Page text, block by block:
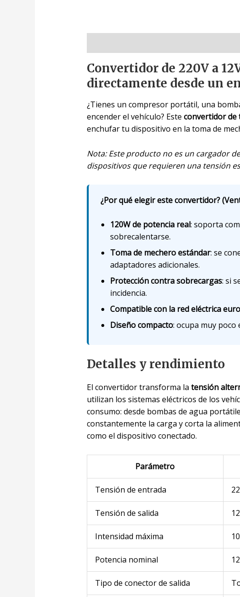
Convertidor de 220V a
directamente desde un
¿Tienes un compresor portátil, una
encender el vehículo? Este convertidor de
enchufar tu dispositivo en la toma de
Nota: Este producto no es un cargador
dispositivos que requieren una tensión
¿Por qué elegir este convertidor?
120W de potencia real: soporta
sobrecalentarse.
Toma de mechero estándar: se
adaptadores adicionales.
Protección contra sobrecargas: si
incidencia.
Compatible con la red eléctrica
Diseño compacto: ocupa muy
Detalles y rendimiento
El convertidor transforma la tensión
utilizan los sistemas eléctricos de los
consumo: desde bombas de agua
constantemente la carga y corta la
como el dispositivo conectado.
Parámetro
Tensión de entrada
Tensión de salida
Intensidad máxima
Potencia nominal
Tipo de conector de salida